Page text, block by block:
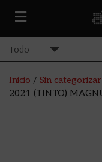
Inicio / Sin categorizar
2021 (TINTO)